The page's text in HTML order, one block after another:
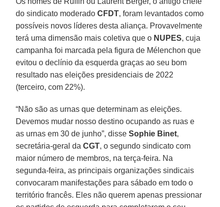
do sindicato moderadoCFDT, foram levantados como
possíveis novos líderes desta aliança. Provavelmente
terá uma dimensão mais coletiva que o NUPES, cuja
campanha foi marcada pela figura de Mélenchon que
evitou o declínio da esquerda graças ao seu bom
resultado nas eleições presidenciais de 2022
(terceiro, com 22%).
“Não são as urnas que determinam as eleições.
Devemos mudar nosso destino ocupando as ruas e
as urnas em 30 de junho”, disseSophie Binet,
secretária-geral daCGT, o segundo sindicato com
maior número de membros, na terça-feira. Na
segunda-feira, as principais organizações sindicais
convocaram manifestações para sábado em todo o
território francês. Eles não querem apenas pressionar